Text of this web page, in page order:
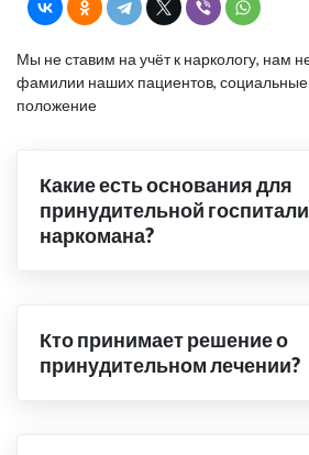
Мы не ставим на учёт к наркологу, нам
фамилии наших пациентов, социальные
положение
Какие есть основания для
принудительной
наркомана?
Кто принимает решение о
принудительном лечении?